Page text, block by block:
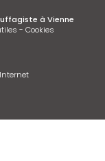
à Vienne
- Cookies